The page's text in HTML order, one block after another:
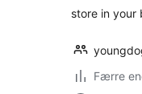
store in your
Færre